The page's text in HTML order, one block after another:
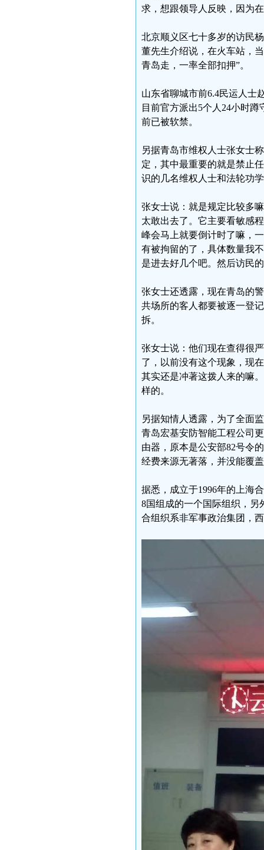
求，想跟领导人反映，因为
北京顺义区七十多岁的访民
董先生介绍说，在火车站，
青岛走，一率全部扣押”。
山东省聊城市前6.4民运人士
目前官方派出5个人24小时
前已被软禁。
另据青岛市维权人士张女士
定，其中最重要的就是禁止
识的几名维权人士和法轮功
张女士说：就是规定比较多
太敢出去了。它主要看敏感
峰会马上就要倒计时了嘛，
有被拘留的了，具体数量我
是进去好几个吧。然后访民
张女士还透露，现在青岛的
共场所的客人都要被逐一登
拆。
张女士说：他们现在查得很
了，以前没有这个现象，现
其实还是冲著这拨人来的嘛
样的。
另据知情人透露，为了全面
青岛宏基安防智能工程公司
由器，原本是公安部82号令
经费来源无著落，并没能覆
据悉，成立于1996年的上海
8国组成的一个国际组织，另
合组织系非军事政治集团，